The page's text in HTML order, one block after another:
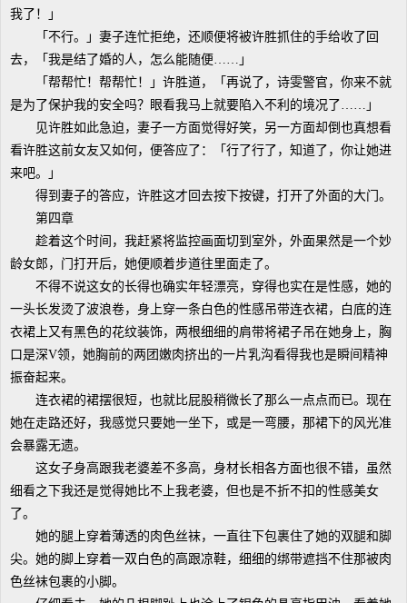
我了！」
「不行。」妻子连忙拒绝，还顺便将被许胜抓住的手给收了回
去，「我是结了婚的人，怎么能随便……」
「帮帮忙！帮帮忙！」许胜道，「再说了，诗雯警官，你来不就
是为了保护我的安全吗？眼看我马上就要陷入不利的境况了……」
见许胜如此急迫，妻子一方面觉得好笑，另一方面却倒也真想看
看许胜这前女友又如何，便答应了：「行了行了，知道了，你让她进
来吧。」
得到妻子的答应，许胜这才回去按下按键，打开了外面的大门。
第四章
趁着这个时间，我赶紧将监控画面切到室外，外面果然是一个妙
龄女郎，门打开后，她便顺着步道往里面走了。
不得不说这女的长得也确实年轻漂亮，穿得也实在是性感，她的
一头长发烫了波浪卷，身上穿一条白色的性感吊带连衣裙，白底的连
衣裙上又有黑色的花纹装饰，两根细细的肩带将裙子吊在她身上，胸
口是深V领，她胸前的两团嫩肉挤出的一片乳沟看得我也是瞬间精神
振奋起来。
连衣裙的裙摆很短，也就比屁股稍微长了那么一点点而已。现在
她在走路还好，我感觉只要她一坐下，或是一弯腰，那裙下的风光准
会暴露无遗。
这女子身高跟我老婆差不多高，身材长相各方面也很不错，虽然
细看之下我还是觉得她比不上我老婆，但也是不折不扣的性感美女
了。
她的腿上穿着薄透的肉色丝袜，一直往下包裹住了她的双腿和脚
尖。她的脚上穿着一双白色的高跟凉鞋，细细的绑带遮挡不住那被肉
色丝袜包裹的小脚。